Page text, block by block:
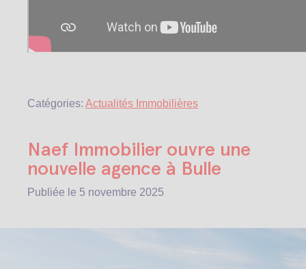
Catégories: Actualités Immobilières
Naef Immobilier ouvre une
nouvelle agence à Bulle
Publiée le 5 novembre 2025